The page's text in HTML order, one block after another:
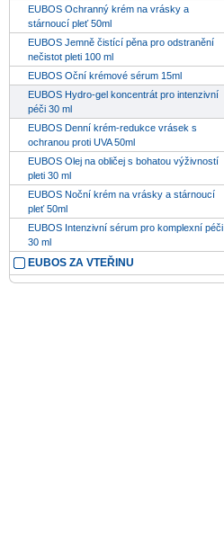
EUBOS Ochranný krém na vrásky a
stárnoucí pleť 50ml
EUBOS Jemně čistící pěna pro odstranění
nečistot pleti 100 ml
EUBOS Oční krémové sérum 15ml
EUBOS Hydro-gel koncentrát pro intenzivní
péči 30 ml
EUBOS Denní krém-redukce vrásek s
ochranou proti UVA 50ml
EUBOS Olej na obličej s bohatou výživností
pleti 30 ml
EUBOS Noční krém na vrásky a stárnoucí
pleť 50ml
EUBOS Intenzivní sérum pro komplexní péči
30 ml
EUBOS ZA VTEŘINU